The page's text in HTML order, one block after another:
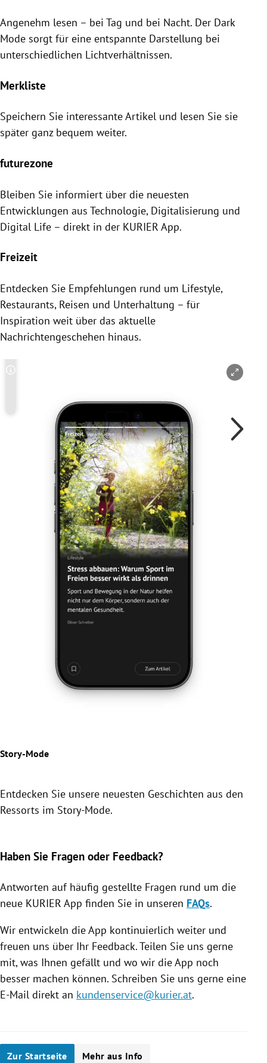
Angenehm lesen – bei Tag und bei Nacht. Der Dark
Mode sorgt für eine entspannte Darstellung bei
unterschiedlichen Lichtverhältnissen.
Merkliste
Speichern Sie interessante Artikel und lesen Sie sie
später ganz bequem weiter.
futurezone
Bleiben Sie informiert über die neuesten
Entwicklungen aus Technologie, Digitalisierung und
Digital Life – direkt in der KURIER App.
Freizeit
Entdecken Sie Empfehlungen rund um Lifestyle,
Restaurants, Reisen und Unterhaltung – für
Inspiration weit über das aktuelle
Nachrichtengeschehen hinaus.
Copyright-Hinweis öffnen/schließen
Story-Mode
Entdecken Sie unsere neuesten Geschichten aus den
Ressorts im Story-Mode.
Haben Sie Fragen oder Feedback?
Antworten auf häufig gestellte Fragen rund um die
neue KURIER App finden Sie in unseren FAQs.
Wir entwickeln die App kontinuierlich weiter und
freuen uns über Ihr Feedback. Teilen Sie uns gerne
mit, was Ihnen gefällt und wo wir die App noch
besser machen können. Schreiben Sie uns gerne eine
E-Mail direkt an kundenservice@kurier.at.
Zur Startseite Mehr aus Info